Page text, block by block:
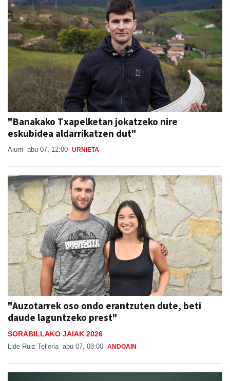
"Banakako Txapelketan jokatzeko nire
eskubidea aldarrikatzen dut"
Aiurri abu 07, 12:00 URNIETA
"Auzotarrek oso ondo erantzuten dute, beti
daude laguntzeko prest"
SORABILLAKO JAIAK 2026
Lide Ruiz Telleria abu 07, 08:00 ANDOAIN